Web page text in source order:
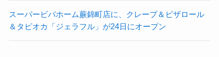
スーパービバホーム蕨錦町店に、クレープ＆ピザロール
＆タピオカ「ジェラフル」が24日にオープン